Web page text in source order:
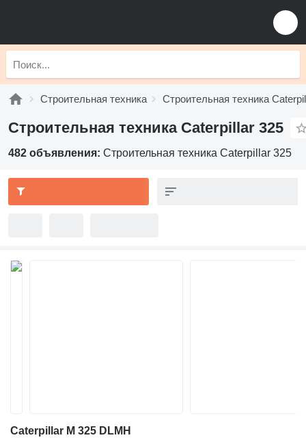
Строительная техника Строительная техника
Строительная техника Caterpillar 325
482 объявления: Строительная техника Caterpillar 325
Caterpillar M 325 DLMH